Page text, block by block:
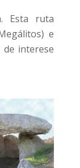
Esta ruta
e
interese